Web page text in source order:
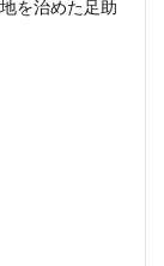
を治めた足助